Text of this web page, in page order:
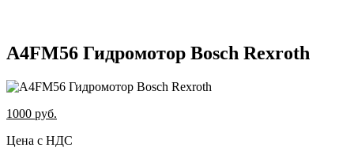
A4FM56 Гидромотор Bosch Rexroth
1000 руб.
Цена с НДС